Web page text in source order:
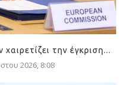
την έγκριση...
2026, 8:08